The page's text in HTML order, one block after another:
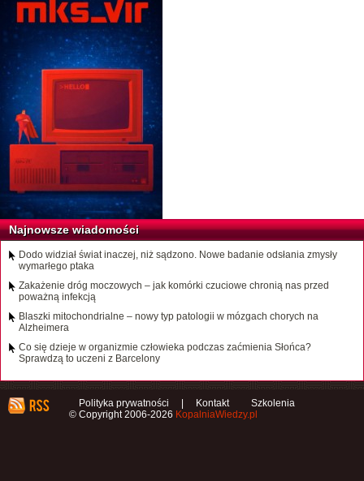
Najnowsze wiadomości
Dodo widział świat inaczej, niż sądzono. Nowe badanie odsłania zmysły
wymarłego ptaka
Zakażenie dróg moczowych – jak komórki czuciowe chronią nas przed
poważną infekcją
Blaszki mitochondrialne – nowy typ patologii w mózgach chorych na
Alzheimera
Co się dzieje w organizmie człowieka podczas zaćmienia Słońca?
Sprawdzą to uczeni z Barcelony
Polityka prywatności Kontakt
Szkolenia
© Copyright 2006-2026 KopalniaWiedzy.pl